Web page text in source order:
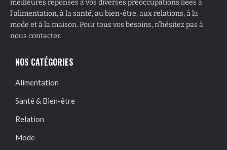
meilleures réponses à vos diverses préoccupations liées à
l’alimentation, à la santé, au bien-être, aux relations, à la
mode et à la maison. Pour tous vos besoins, n’hésitez pas à
nous contacter.
NOS CATÉGORIES
Alimentation
Santé & Bien-être
Relation
Mode